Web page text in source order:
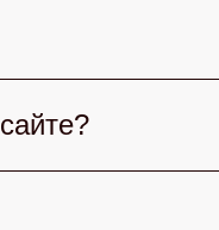
сцены
любимые
«Комеди
место
мест